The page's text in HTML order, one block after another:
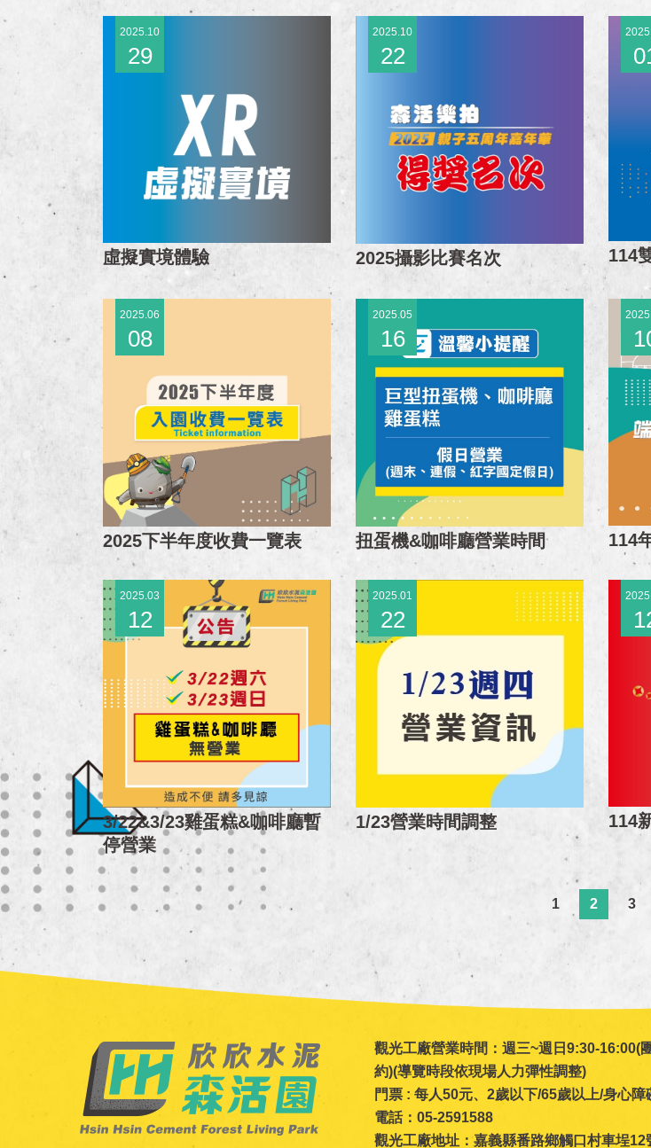
2025.10
29
虛擬實境體驗
2025.10
22
2025攝影比賽名次 114
2025.06
08
2025下半年度收費一覽表
2025.05
16
扭蛋機&咖啡廳營業時間 114
2025.03
12
3/22&3/23雞蛋糕&咖啡廳暫
停營業
2025.01
22
1/23營業時間調整 114
1 2 3
觀光工廠營業時間：週三~週日9:30-16:00(
約)(導覽時段依現場人力彈性調整)
門票 : 每人50元、2歲以下/65歲以上/身心障
電話：05-2591588
觀光工廠地址：嘉義縣番路鄉觸口村車埕12